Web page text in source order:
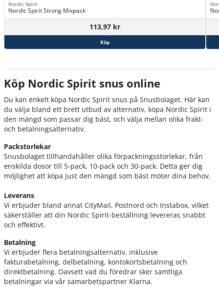
Nordic Spirit
Nordic Spirit Strong Mixpack
113,97 kr
Köp
Köp Nordic Spirit snus online
Du kan enkelt köpa Nordic Spirit snus på Snusbolaget. Här kan
du välja bland ett brett utbud av alternativ, köpa Nordic Spirit i
den mängd som passar dig bäst, och välja mellan olika frakt-
och betalningsalternativ.
Packstorlekar
Snusbolaget tillhandahåller olika förpackningsstorlekar, från
enskilda dosor till 5-pack, 10-pack och 30-pack. Detta ger dig
möjlighet att köpa just den mängd som bäst möter dina behov.
Leverans
Vi erbjuder bland annat CityMail, Postnord och Instabox, vilket
säkerställer att din Nordic Spirit-beställning levereras snabbt
och effektivt.
Betalning
Vi erbjuder flera betalningsalternativ, inklusive
fakturabetalning, delbetalning, kontokortsbetalning och
direktbetalning. Oavsett vad du föredrar sker samtliga
betalningar via vår samarbetspartner Klarna.